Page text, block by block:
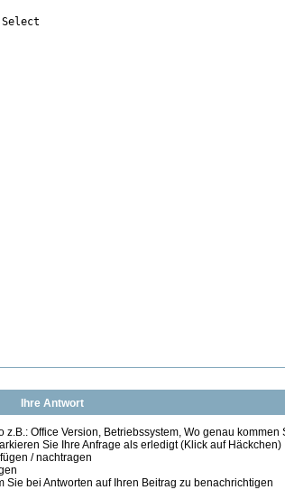
Ihre Antwort
Office Version, Betriebssystem, Wo genau kommen
Sie Ihre Anfrage als erledigt (Klick auf Häckchen)
/ nachtragen
bei Antworten auf Ihren Beitrag zu benachrichtigen